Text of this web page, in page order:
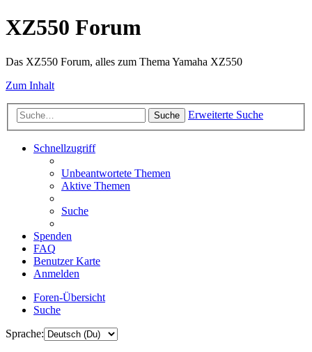
XZ550 Forum
Das XZ550 Forum, alles zum Thema Yamaha XZ550
Zum Inhalt
Suche Erweiterte Suche
Schnellzugriff
Unbeantwortete Themen
Aktive Themen
Suche
Spenden
FAQ
Benutzer Karte
Anmelden
Foren-Übersicht
Suche
Sprache: